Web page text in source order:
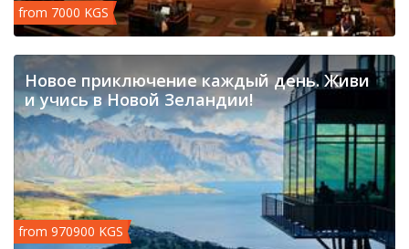
from 7000 KGS
Новое приключение каждый день. Живи
и учись в Новой Зеландии!
from 970900 KGS